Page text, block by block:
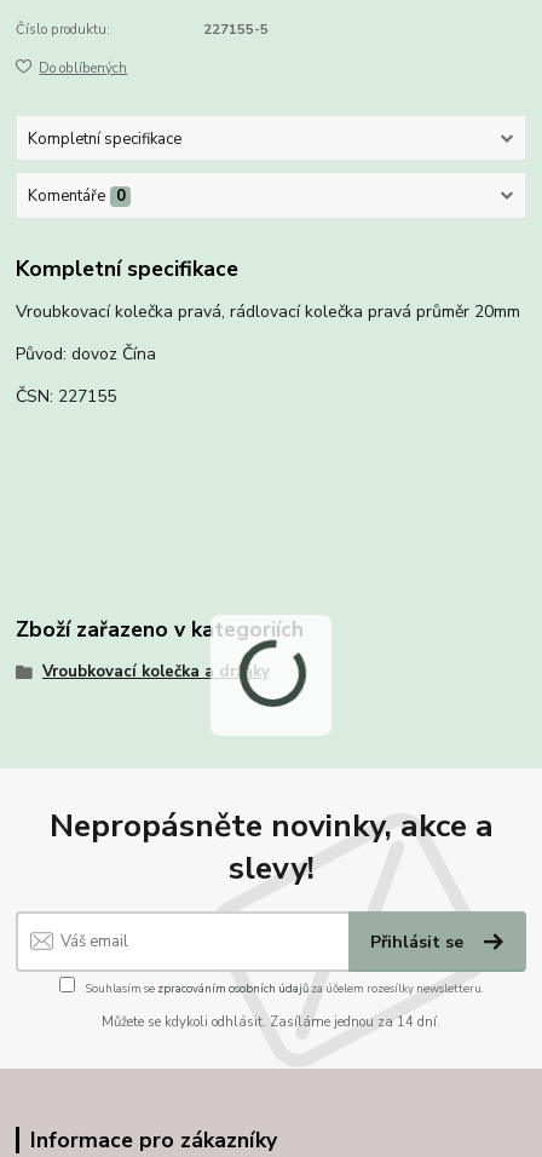
Číslo produktu: 227155-5
Do oblíbených
Kompletní specifikace
Komentáře 0
Kompletní specifikace
Vroubkovací kolečka pravá, rádlovací kolečka pravá průměr 20mm
Původ: dovoz Čína
ČSN: 227155
Zboží zařazeno v kategoriích
Vroubkovací kolečka a držáky
Nepropásněte novinky, akce a
slevy!
Přihlásit se
Souhlasím se zpracováním osobních údajůza účelem rozesílky newsletteru.
Můžete se kdykoli odhlásit. Zasíláme jednou za 14 dní.
Informace pro zákazníky